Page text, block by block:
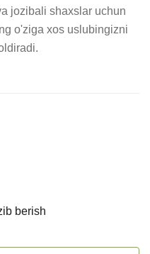
jozibali shaxslar uchun
o'ziga xos uslubingizni
berish